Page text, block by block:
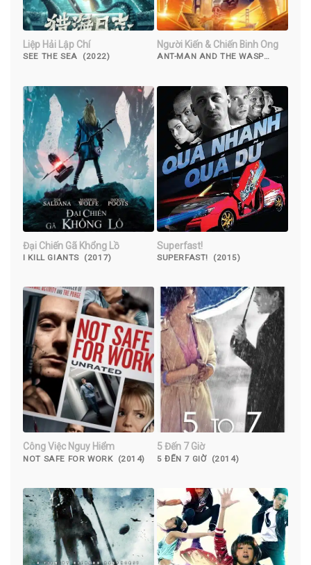
Liệp Hải Lập Chí
SEE THE SEA (2022)
Người Kiến & Chiến Binh Ong
ANT-MAN AND THE WASP
Đại Chiến Gã Khổng Lồ
I KILL GIANTS (2017)
Superfast!
SUPERFAST! (2015)
Công Việc Nguy Hiểm
NOT SAFE FOR WORK (2014)
5 Đến 7 Giờ
5 ĐẾN 7 GIỜ (2014)